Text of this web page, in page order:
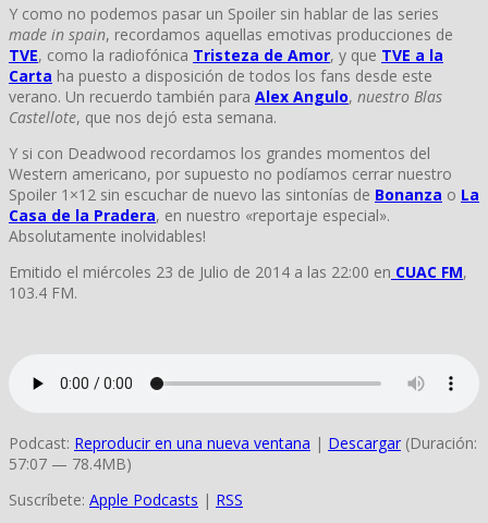
Y como no podemos pasar un Spoiler sin hablar de las series
made in spain, recordamos aquellas emotivas producciones de
TVE, como la radiofónica Tristeza de Amor, y que TVE a la
Carta ha puesto a disposición de todos los fans desde este
verano. Un recuerdo también para Alex Angulo, nuestro Blas
Castellote, que nos dejó esta semana.
Y si con Deadwood recordamos los grandes momentos del
Western americano, por supuesto no podíamos cerrar nuestro
Spoiler 1×12 sin escuchar de nuevo las sintonías de Bonanza o La
Casa de la Pradera, en nuestro «reportaje especial».
Absolutamente inolvidables!
Emitido el miércoles 23 de Julio de 2014 a las 22:00 en CUAC FM,
103.4 FM.
Podcast: Reproducir en una nueva ventana | Descargar (Duración:
57:07 — 78.4MB)
Suscríbete: Apple Podcasts | RSS